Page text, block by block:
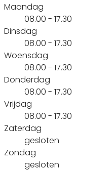
Maandag
08.00 - 17.30
Dinsdag
08.00 - 17.30
Woensdag
08.00 - 17.30
Donderdag
08.00 - 17.30
Vrijdag
08.00 - 17.30
Zaterdag
gesloten
Zondag
gesloten